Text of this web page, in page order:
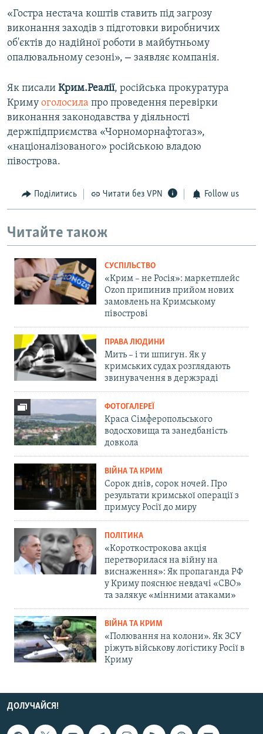
«Гостра нестача коштів ставить під загрозу
виконання заходів з підготовки виробничих
об'єктів до надійної роботи в майбутньому
опалювальному сезоні», – заявляє компанія.
Як писали Крим.Реалії, російська прокуратура
Криму оголосила про проведення перевірки
виконання законодавства у діяльності
держпідприємства «Чорноморнафтогаз»,
«націоналізованого» російською владою
півострова.
Поділитись Читати без VPN Follow us
Читайте також
СУСПІЛЬСТВО
«Крим – не Росія»: маркетплейс
Ozon припинив прийом нових
замовлень на Кримському
півострові
ПРАВА ЛЮДИНИ
Мить – і ти шпигун. Як у
кримських судах розглядають
звинувачення в держзраді
ФОТОГАЛЕРЕЇ
Краса Сімферопольського
водосховища та занедбаність
довкола
ВІЙНА ТА КРИМ
Сорок днів, сорок ночей. Про
результати кримської операції з
примусу Росії до миру
ПОЛІТИКА
«Короткострокова акція
перетворилася на війну на
виснаження»: Як пропаганда РФ
у Криму пояснює невдачі «СВО»
та залякує «мінними атаками»
ВІЙНА ТА КРИМ
«Полювання на колони». Як ЗСУ
ріжуть військову логістику Росії в
Криму
ДОЛУЧАЙСЯ!